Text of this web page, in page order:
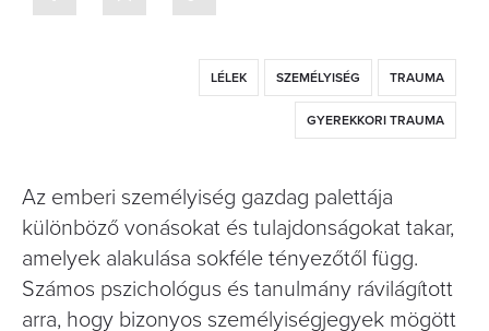
LÉLEK SZEMÉLYISÉG TRAUMA
GYEREKKORI TRAUMA
Az emberi személyiség gazdag palettája
különböző vonásokat és tulajdonságokat takar,
amelyek alakulása sokféle tényezőtől függ.
Számos pszichológus és tanulmány rávilágított
arra, hogy bizonyos személyiségjegyek mögött